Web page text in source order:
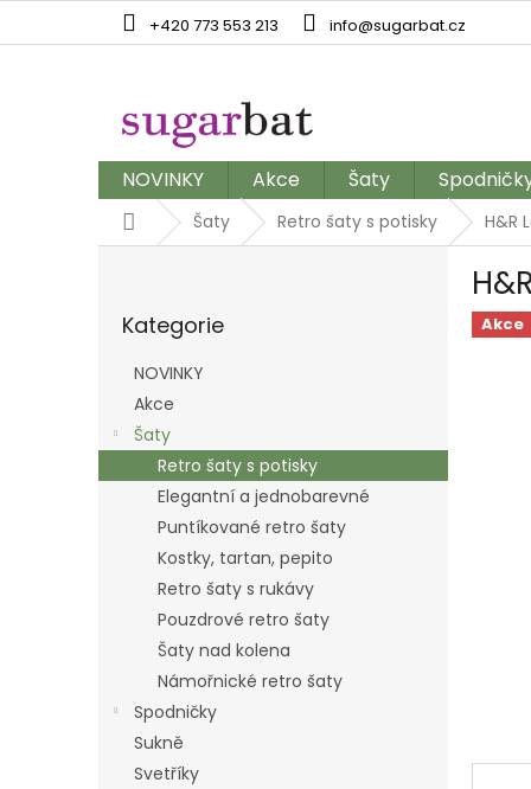
+420 773 553 213 info@sugarbat.cz
NOVINKY Akce Šaty
DomůŠaty Retro šaty s potisky H&R
kategorie
Kategorie
NOVINKY
Akce
Šaty
Retro šaty s potisky
Elegantní a jednobarevné
Puntíkované retro šaty
Kostky, tartan, pepito
Retro šaty s rukávy
Pouzdrové retro šaty
Šaty nad kolena
Námořnické retro šaty
Spodničky
Sukně
Svetříky
Akce